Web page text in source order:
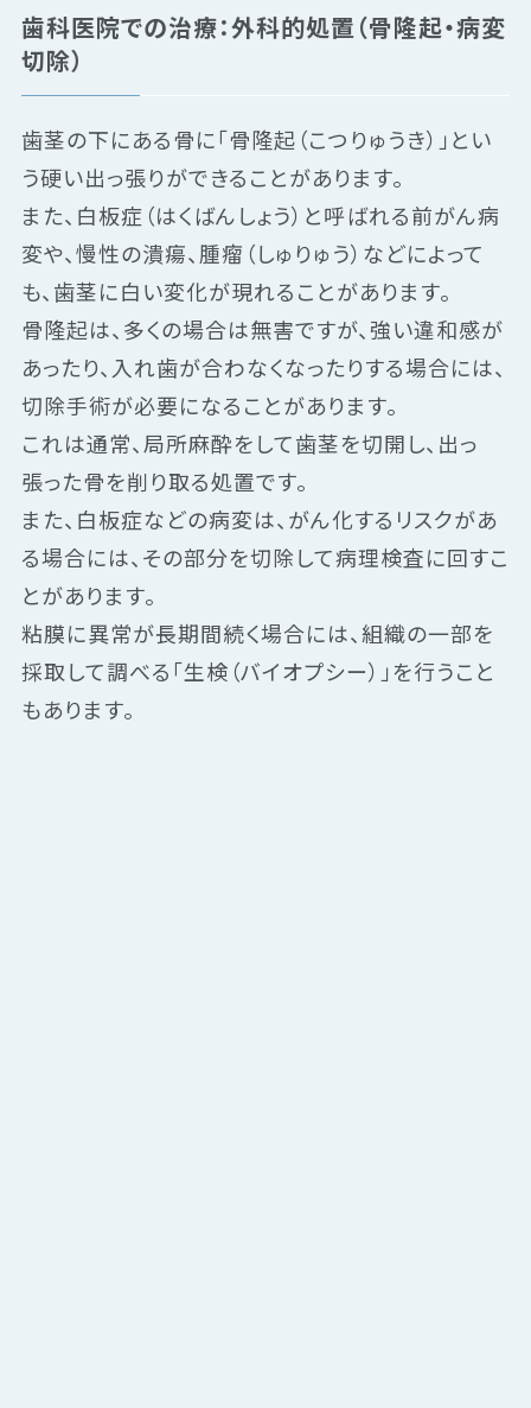
歯科医院での治療：外科的処置（骨隆起・病変
切除）
歯茎の下にある骨に「骨隆起（こつりゅうき）」とい
う硬い出っ張りができることがあります。
また、白板症（はくばんしょう）と呼ばれる前がん病
変や、慢性の潰瘍、腫瘤（しゅりゅう）などによって
も、歯茎に白い変化が現れることがあります。
骨隆起は、多くの場合は無害ですが、強い違和感が
あったり、入れ歯が合わなくなったりする場合には、
切除手術が必要になることがあります。
これは通常、局所麻酔をして歯茎を切開し、出っ
張った骨を削り取る処置です。
また、白板症などの病変は、がん化するリスクがあ
る場合には、その部分を切除して病理検査に回すこ
とがあります。
粘膜に異常が長期間続く場合には、組織の一部を
採取して調べる「生検（バイオプシー）」を行うこと
もあります。